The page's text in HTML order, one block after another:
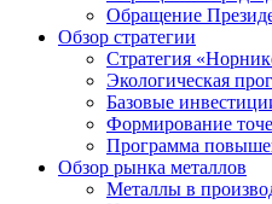
Обращение
Обзор стратегии
Стратегия
Экологическая
Базовые
Формирование
Программа
Обзор рынка металлов
Металлы в